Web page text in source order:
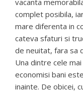
complet posibila,
mare diferenta in
cateva sfaturi si
de neuitat, fara sa
Una dintre cele
economisi bani
inainte. De obicei,